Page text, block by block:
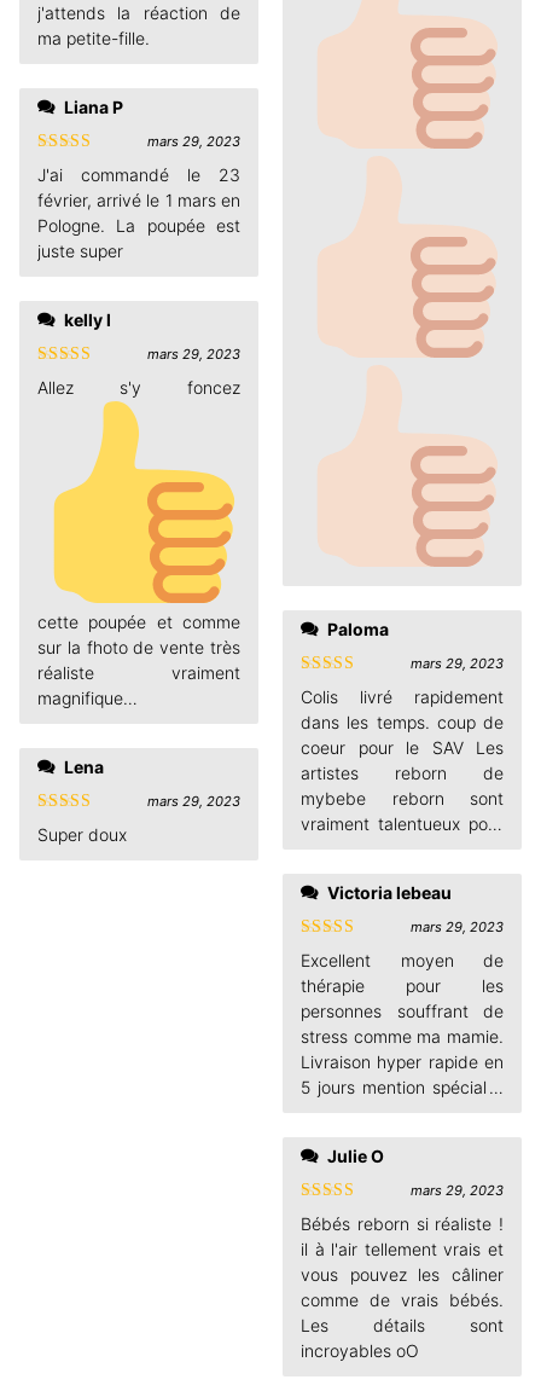
j'attends la réaction de
ma petite-fille.
Liana P
Note
sur 5
mars 29, 2023
J'ai commandé le 23
février, arrivé le 1 mars en
Pologne. La poupée est
juste super
kelly l
Note
5
mars 29, 2023
cette poupée et comme
sur la fhoto de vente très
réaliste vraiment
magnifique
Lena
Note
sur 5
mars 29, 2023
Super doux
Paloma
Note
sur 5
mars 29, 2023
Colis livré rapidement
dans les temps. coup de
coeur pour le SAV Les
artistes reborn de
mybebe reborn sont
vraiment talentueux pour
Victoria lebeau
Note
sur 5
mars 29, 2023
Excellent moyen de
thérapie pour les
personnes souffrant de
stress comme ma mamie.
Livraison hyper rapide en
5 jours mention spécial à
Julie O
Note
sur
5
mars 29, 2023
Bébés reborn si réaliste !
il à l'air tellement vrais et
vous pouvez les câliner
comme de vrais bébés.
Les détails sont
incroyables oO